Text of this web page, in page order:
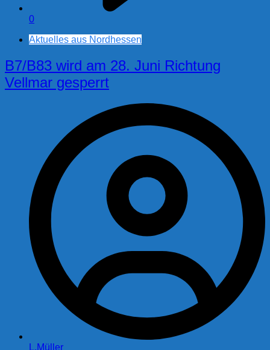
0
Aktuelles aus Nordhessen
B7/B83 wird am 28. Juni Richtung
Vellmar gesperrt
L.Müller